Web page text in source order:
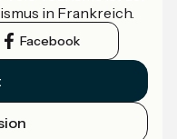
in Frankreich.
Facebook